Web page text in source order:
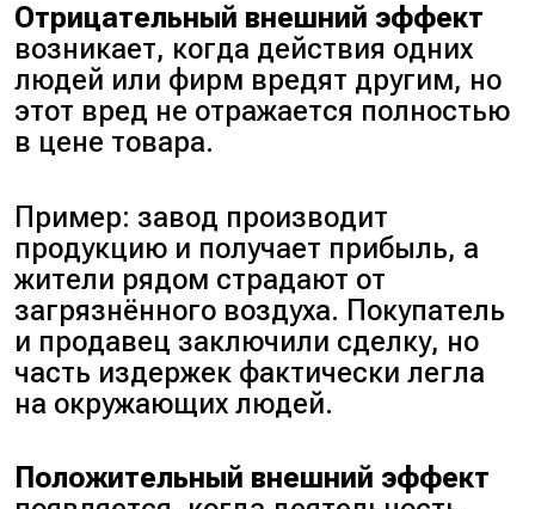
Отрицательный внешний эффект
возникает, когда действия одних
людей или фирм вредят другим, но
этот вред не отражается полностью
в цене товара.
Пример: завод производит
продукцию и получает прибыль, а
жители рядом страдают от
загрязнённого воздуха. Покупатель
и продавец заключили сделку, но
часть издержек фактически легла
на окружающих людей.
Положительный внешний эффект